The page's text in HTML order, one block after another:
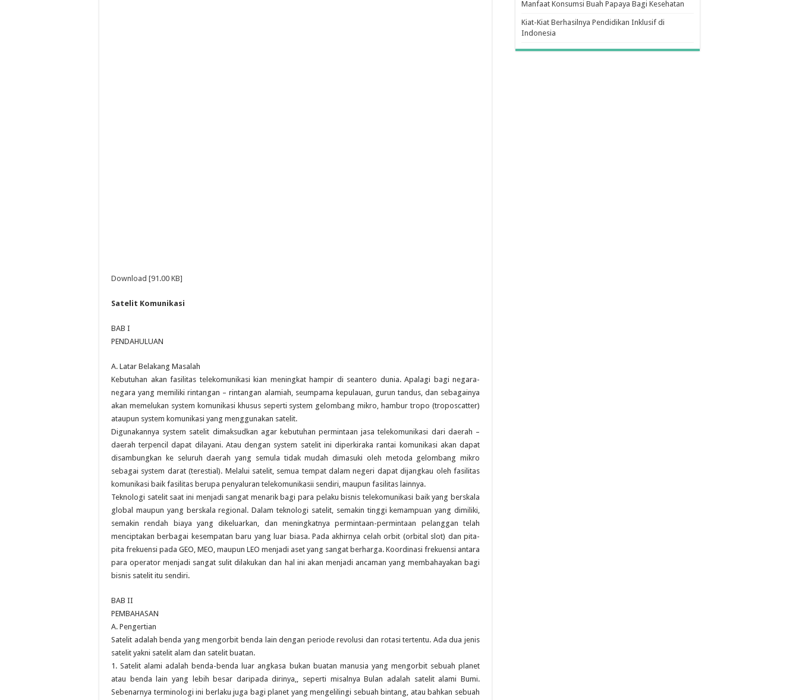
Download [91.00 KB]
Satelit Komunikasi
BAB I
PENDAHULUAN
A. Latar Belakang Masalah
Kebutuhan akan fasilitas telekomunikasi kian meningkat hampir di seantero dunia. Apalagi bagi negara-
negara yang memiliki rintangan – rintangan alamiah, seumpama kepulauan, gurun tandus, dan sebagainya
akan memelukan system komunikasi khusus seperti system gelombang mikro, hambur tropo (troposcatter)
ataupun system komunikasi yang menggunakan satelit.
Digunakannya system satelit dimaksudkan agar kebutuhan permintaan jasa telekomunikasi dari daerah –
daerah terpencil dapat dilayani. Atau dengan system satelit ini diperkiraka rantai komunikasi akan dapat
disambungkan ke seluruh daerah yang semula tidak mudah dimasuki oleh metoda gelombang mikro
sebagai system darat (terestial). Melalui satelit, semua tempat dalam negeri dapat dijangkau oleh fasilitas
komunikasi baik fasilitas berupa penyaluran telekomunikasii sendiri, maupun fasilitas lainnya.
Teknologi satelit saat ini menjadi sangat menarik bagi para pelaku bisnis telekomunikasi baik yang berskala
global maupun yang berskala regional. Dalam teknologi satelit, semakin tinggi kemampuan yang dimiliki,
semakin rendah biaya yang dikeluarkan, dan meningkatnya permintaan-permintaan pelanggan telah
menciptakan berbagai kesempatan baru yang luar biasa. Pada akhirnya celah orbit (orbital slot) dan pita-
pita frekuensi pada GEO, MEO, maupun LEO menjadi aset yang sangat berharga. Koordinasi frekuensi antara
para operator menjadi sangat sulit dilakukan dan hal ini akan menjadi ancaman yang membahayakan bagi
bisnis satelit itu sendiri.
BAB II
PEMBAHASAN
A. Pengertian
Satelit adalah benda yang mengorbit benda lain dengan periode revolusi dan rotasi tertentu. Ada dua jenis
satelit yakni satelit alam dan satelit buatan.
1. Satelit alami adalah benda-benda luar angkasa bukan buatan manusia yang mengorbit sebuah planet
atau benda lain yang lebih besar daripada dirinya,, seperti misalnya Bulan adalah satelit alami Bumi.
Sebenarnya terminologi ini berlaku juga bagi planet yang mengelilingi sebuah bintang, atau bahkan sebuah
Manfaat Konsumsi Buah Papaya Bagi Kesehatan
Kiat-Kiat Berhasilnya Pendidikan Inklusif di
Indonesia